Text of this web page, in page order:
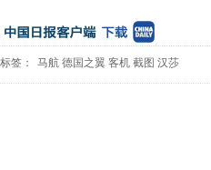
标签： 马航 德国之翼 客机 截图 汉莎